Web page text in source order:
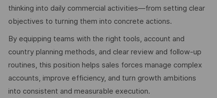
thinking into daily commercial activities—from setting clear
objectives to turning them into concrete actions.
By equipping teams with the right tools, account and
country planning methods, and clear review and follow-up
routines, this position helps sales forces manage complex
accounts, improve efficiency, and turn growth ambitions
into consistent and measurable execution.